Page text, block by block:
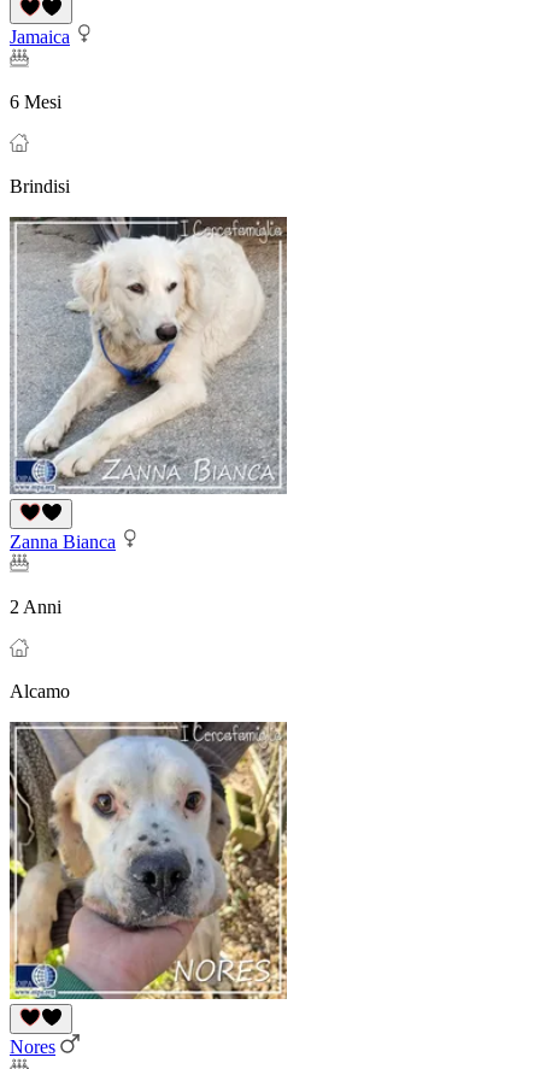
Jamaica
6 Mesi
Brindisi
Zanna Bianca
2 Anni
Alcamo
Nores